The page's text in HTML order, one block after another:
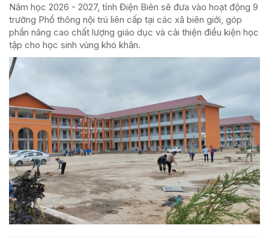
Năm học 2026 - 2027, tỉnh Điện Biên sẽ đưa vào hoạt động 9
trường Phổ thông nội trú liên cấp tại các xã biên giới, góp
phần nâng cao chất lượng giáo dục và cải thiện điều kiện học
tập cho học sinh vùng khó khăn.